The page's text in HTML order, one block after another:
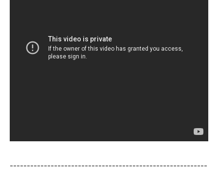
----------------------------------------------------------